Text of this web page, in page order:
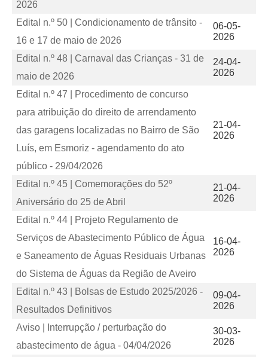
2026
Edital n.º 50 | Condicionamento de trânsito -
16 e 17 de maio de 2026
06-05-
2026
Edital n.º 48 | Carnaval das Crianças - 31 de
maio de 2026
24-04-
2026
Edital n.º 47 | Procedimento de concurso
para atribuição do direito de arrendamento
das garagens localizadas no Bairro de São
Luís, em Esmoriz - agendamento do ato
público - 29/04/2026
21-04-
2026
Edital n.º 45 | Comemorações do 52º
Aniversário do 25 de Abril
21-04-
2026
Edital n.º 44 | Projeto Regulamento de
Serviços de Abastecimento Público de Água
e Saneamento de Águas Residuais Urbanas
do Sistema de Águas da Região de Aveiro
16-04-
2026
Edital n.º 43 | Bolsas de Estudo 2025/2026 -
Resultados Definitivos
09-04-
2026
Aviso | Interrupção / perturbação do
abastecimento de água - 04/04/2026
30-03-
2026